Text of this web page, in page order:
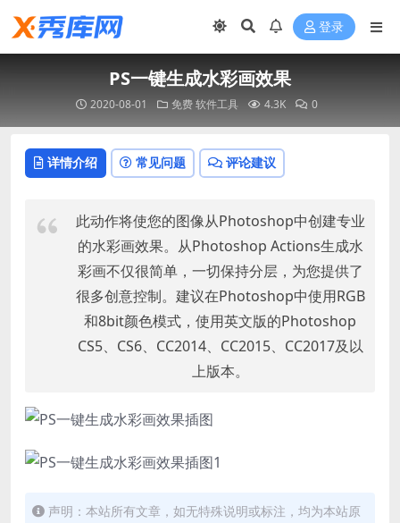
登录
PS一键生成水彩画效果
2020-08-01 免费 软件工具 4.3K 0
详情介绍 常见问题 评论建议
此动作将使您的图像从Photoshop中创建专业
的水彩画效果。从Photoshop Actions生成水
彩画不仅很简单，一切保持分层，为您提供了
很多创意控制。建议在Photoshop中使用RGB
和8bit颜色模式，使用英文版的Photoshop
CS5、CS6、CC2014、CC2015、CC2017及以
上版本。
声明：本站所有文章，如无特殊说明或标注，均为本站原